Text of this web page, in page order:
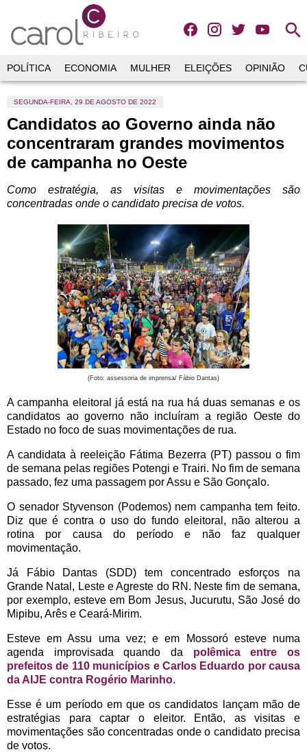
search
POLÍTICA ECONOMIA MULHER ELEIÇÕES OPINIÃO
SEGUNDA-FEIRA, 29 DE AGOSTO DE 2022
Candidatos ao Governo ainda não
concentraram grandes movimentos
de campanha no Oeste
Como estratégia, as visitas e movimentações são
concentradas onde o candidato precisa de votos.
(Foto: assessoria de imprensa/ Fábio Dantas)
A campanha eleitoral já está na rua há duas semanas e os
candidatos ao governo não incluíram a região Oeste do
Estado no foco de suas movimentações de rua.
A candidata à reeleição Fátima Bezerra (PT) passou o fim
de semana pelas regiões Potengi e Trairi. No fim de semana
passado, fez uma passagem por Assu e São Gonçalo.
O senador Styvenson (Podemos) nem campanha tem feito.
Diz que é contra o uso do fundo eleitoral, não alterou a
rotina por causa do período e não faz qualquer
movimentação.
Já Fábio Dantas (SDD) tem concentrado esforços na
Grande Natal, Leste e Agreste do RN. Neste fim de semana,
por exemplo, esteve em Bom Jesus, Jucurutu, São José do
Mipibu, Arês e Ceará-Mirim.
Esteve em Assu uma vez; e em Mossoró esteve numa
agenda improvisada quando da polêmica entre os
prefeitos de 110 municípios e Carlos Eduardo por causa
da AIJE contra Rogério Marinho.
Esse é um período em que os candidatos lançam mão de
estratégias para captar o eleitor. Então, as visitas e
movimentações são concentradas onde o candidato precisa
de votos.